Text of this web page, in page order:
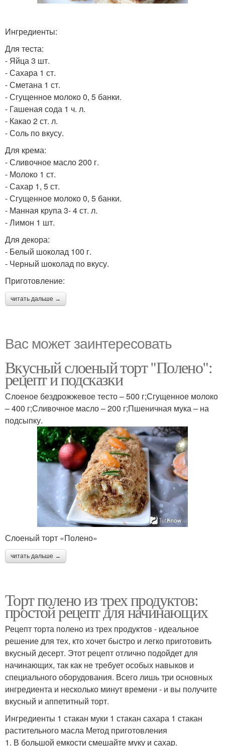
Ингредиенты:
Для теста:
- Яйца 3 шт.
- Сахара 1 ст.
- Сметана 1 ст.
- Сгущенное молоко 0, 5 банки.
- Гашеная сода 1 ч. л.
- Какао 2 ст. л.
- Соль по вкусу.
Для крема:
- Сливочное масло 200 г.
- Молоко 1 ст.
- Сахар 1, 5 ст.
- Сгущенное молоко 0, 5 банки.
- Манная крупа 3- 4 ст. л.
- Лимон 1 шт.
Для декора:
- Белый шоколад 100 г.
- Черный шоколад по вкусу.
Приготовление:
читать дальше →
Вас может заинтересовать
Вкусный слоеный торт "Полено":
рецепт и подсказки
Слоеное бездрожжевое тесто – 500 г;Сгущенное молоко
– 400 г;Сливочное масло – 200 г;Пшеничная мука – на
подсыпку.
Слоеный торт «Полено»
читать дальше →
Торт полено из трех продуктов:
простой рецепт для начинающих
Рецепт торта полено из трех продуктов - идеальное
решение для тех, кто хочет быстро и легко приготовить
вкусный десерт. Этот рецепт отлично подойдет для
начинающих, так как не требует особых навыков и
специального оборудования. Всего лишь три основных
ингредиента и несколько минут времени - и вы получите
вкусный и аппетитный торт.
Ингредиенты 1 стакан муки 1 стакан сахара 1 стакан
растительного масла Метод приготовления
1. В большой емкости смешайте муку и сахар.